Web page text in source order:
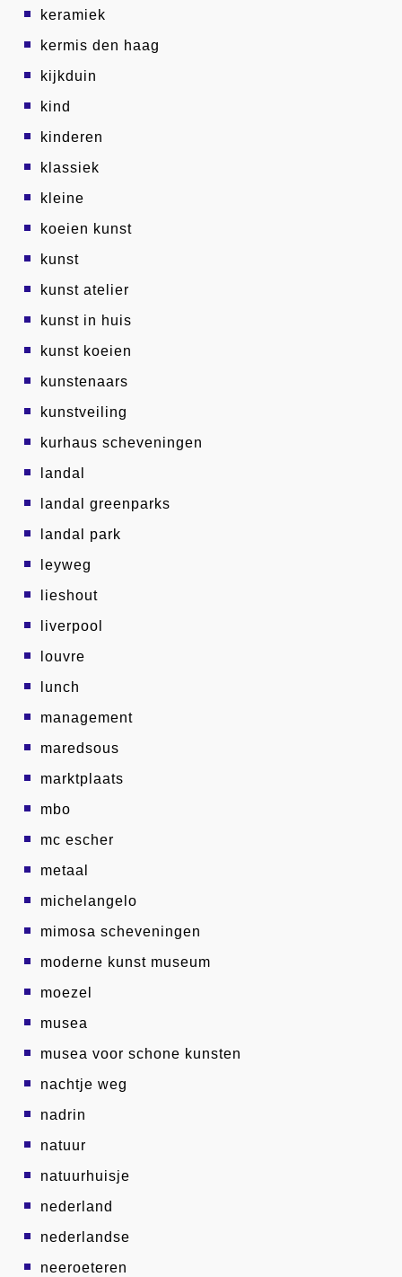
keramiek
kermis den haag
kijkduin
kind
kinderen
klassiek
kleine
koeien kunst
kunst
kunst atelier
kunst in huis
kunst koeien
kunstenaars
kunstveiling
kurhaus scheveningen
landal
landal greenparks
landal park
leyweg
lieshout
liverpool
louvre
lunch
management
maredsous
marktplaats
mbo
mc escher
metaal
michelangelo
mimosa scheveningen
moderne kunst museum
moezel
musea
musea voor schone kunsten
nachtje weg
nadrin
natuur
natuurhuisje
nederland
nederlandse
neeroeteren